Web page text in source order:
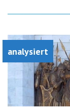
analysiert